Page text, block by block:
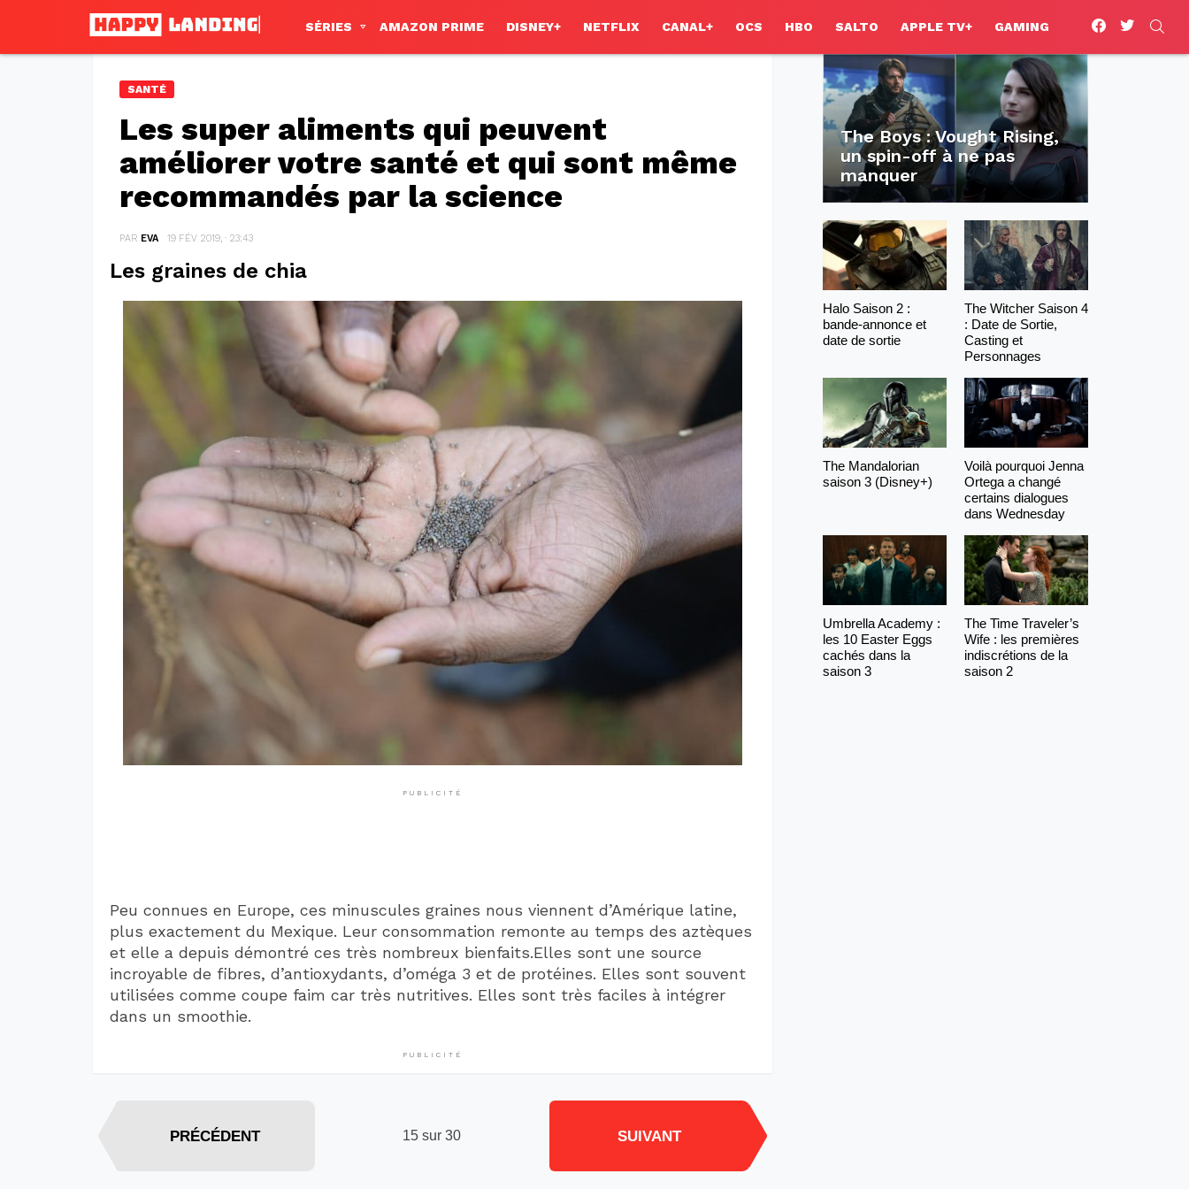
SÉRIES AMAZON PRIME DISNEY+ NETFLIX CANAL+ OCS HBO SALTO APPLE TV+ GAMING
facebooktwitter
SANTÉ
Les super aliments qui peuvent
améliorer votre santé et qui sont même
recommandés par la science
PAR EVA 19 FÉV 2019, · 23:43
Les graines de chia
PUBLICITÉ
Peu connues en Europe, ces minuscules graines nous viennent d’Amérique latine,
plus exactement du Mexique. Leur consommation remonte au temps des aztèques
et elle a depuis démontré ces très nombreux bienfaits.Elles sont une source
incroyable de fibres, d’antioxydants, d’oméga 3 et de protéines. Elles sont souvent
utilisées comme coupe faim car très nutritives. Elles sont très faciles à intégrer
dans un smoothie.
PUBLICITÉ
15 sur 30
PRÉCÉDENT SUIVANT
The Boys : Vought Rising,
un spin-off à ne pas
manquer
Halo Saison 2 :
bande-annonce et
date de sortie
The Witcher Saison 4
: Date de Sortie,
Casting et
Personnages
The Mandalorian
saison 3 (Disney+)
Voilà pourquoi Jenna
Ortega a changé
certains dialogues
dans Wednesday
Umbrella Academy :
les 10 Easter Eggs
cachés dans la
saison 3
The Time Traveler’s
Wife : les premières
indiscrétions de la
saison 2